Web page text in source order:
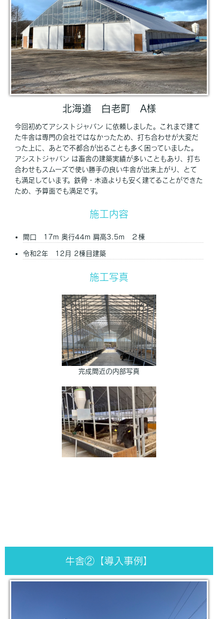
北海道 白老町 A様
今回初めてアシストジャパン に依頼しました。これまで建て
た牛舎は専門の会社ではなかったため、打ち合わせが大変だ
った上に、あとで不都合が出ることも多く困っていました。
アシストジャパン は畜舎の建築実績が多いこともあり、打ち
合わせもスムーズで使い勝手の良い牛舎が出来上がり、とて
も満足しています。鉄骨・木造よりも安く建てることができた
ため、予算面でも満足です。
施工内容
間口 17m 奥行44m 肩高3.5m ２棟
令和2年 12月 2棟目建築
施工写真
完成間近の内部写真
牛舎②【導入事例】